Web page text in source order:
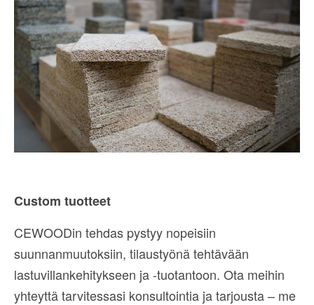
Custom tuotteet
CEWOODin tehdas pystyy nopeisiin
suunnanmuutoksiin, tilaustyönä tehtävään
lastuvillankehitykseen ja -tuotantoon. Ota meihin
yhteyttä tarvitessasi konsultointia ja tarjousta – me